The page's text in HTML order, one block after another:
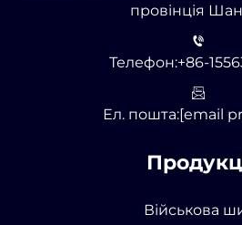
провінція
Телефон:+86-
Ел. пошта:[email
Військова